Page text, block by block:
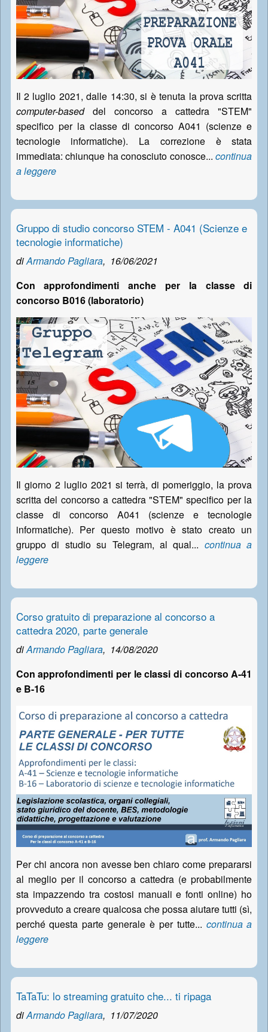
Il 2 luglio 2021, dalle 14:30, si è tenuta la prova scritta
computer-baseddel concorso a cattedra "STEM"
specifico per la classe di concorso A041 (scienze e
tecnologie informatiche). La correzione è stata
immediata: chiunque ha conosciuto conosce...continua
a leggere
Gruppo di studio concorso STEM - A041 (Scienze e
tecnologie informatiche)
diArmando Pagliara, 16/06/2021
Con approfondimenti anche per la classe di
concorso B016 (laboratorio)
Il giorno 2 luglio 2021 si terrà, di pomeriggio, la prova
scritta del concorso a cattedra "STEM" specifico per la
classe di concorso A041 (scienze e tecnologie
informatiche). Per questo motivo è stato creato un
gruppo di studio su Telegram, al qual... continua a
leggere
Corso gratuito di preparazione al concorso a
cattedra 2020, parte generale
diArmando Pagliara, 14/08/2020
Con approfondimenti per le classi di concorso A-41
e B-16
Per chi ancora non avesse ben chiaro come prepararsi
al meglio per il concorso a cattedra (e probabilmente
sta impazzendo tra costosi manuali e fonti online) ho
provveduto a creare qualcosa che possa aiutare tutti (sì,
perché questa parte generale è per tutte... continua a
leggere
TaTaTu: lo streaming gratuito che... ti ripaga
diArmando Pagliara, 11/07/2020